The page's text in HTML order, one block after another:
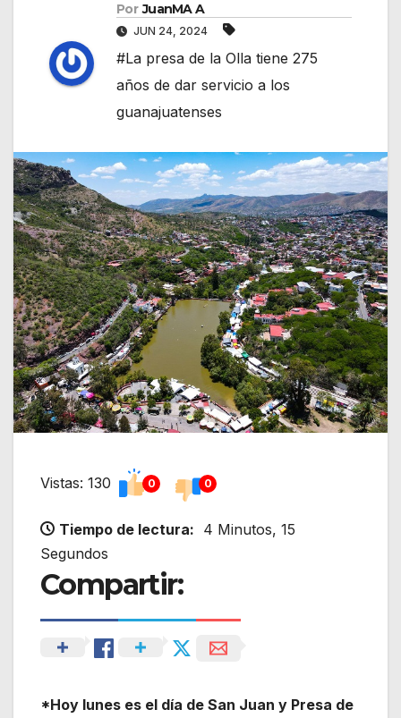
Por JuanMA A
JUN 24, 2024
#La presa de la Olla tiene 275
años de dar servicio a los
guanajuatenses
Vistas: 130 0 0
Tiempo de lectura: 4 Minutos, 15
Segundos
Compartir:
*Hoy lunes es el día de San Juan y Presa de